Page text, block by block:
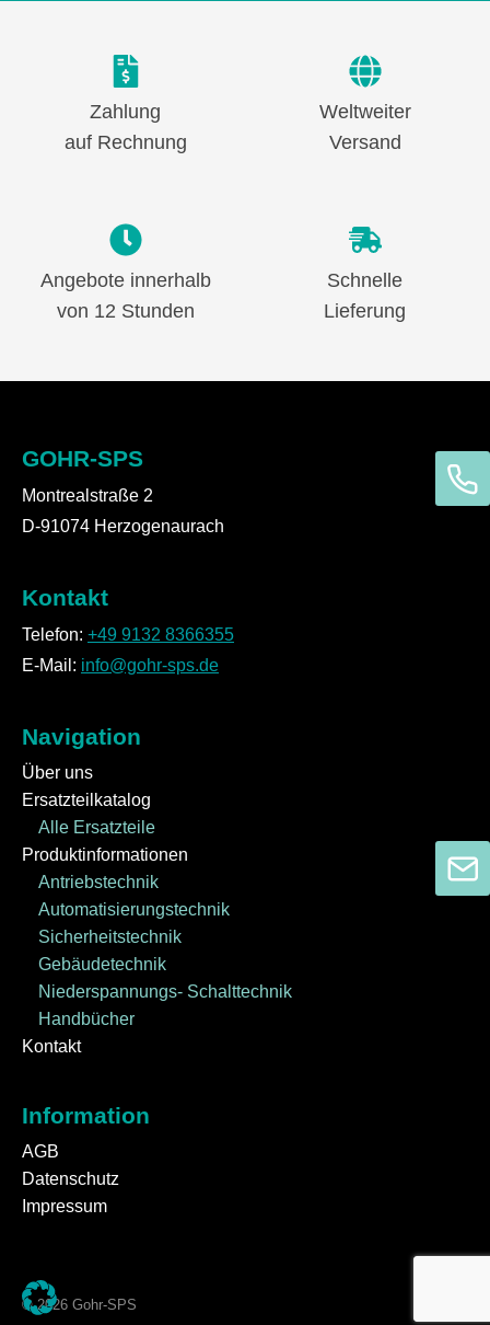
Zahlung
auf Rechnung
Weltweiter
Versand
Angebote innerhalb
von 12 Stunden
Schnelle
Lieferung
GOHR-SPS
Montrealstraße 2
D-91074 Herzogenaurach
Kontakt
Telefon: +49 9132 8366355
E-Mail: info@gohr-sps.de
Navigation
Über uns
Ersatzteilkatalog
Alle Ersatzteile
Produktinformationen
Antriebstechnik
Automatisierungstechnik
Sicherheitstechnik
Gebäudetechnik
Niederspannungs- Schalttechnik
Handbücher
Kontakt
Information
AGB
Datenschutz
Impressum
© 2026 Gohr-SPS